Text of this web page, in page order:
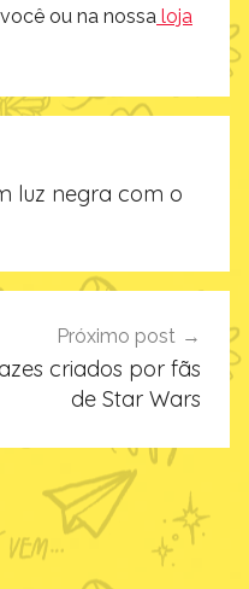
ou na nossa loja
luz negra com o
Próximo post
criados por fãs
de Star Wars